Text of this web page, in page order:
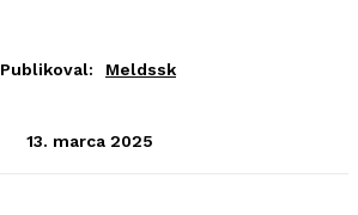
Publikoval: Meldssk
13. marca 2025